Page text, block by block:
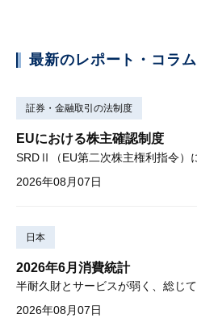
最新のレポート・コラム
証券・金融取引の法制度
EUにおける株主確認制度
2026年08月07日
日本
2026年6月消費統計
2026年08月07日